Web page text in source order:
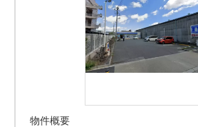
物件概要